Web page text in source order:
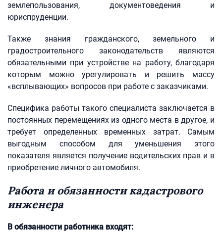
землепользования, документоведения и
юриспруденции.
Также знания гражданского, земельного и
градостроительного законодательств являются
обязательными при устройстве на работу, благодаря
которым можно урегулировать и решить массу
«всплывающих» вопросов при работе с заказчиками.
Специфика работы такого специалиста заключается в
постоянных перемещениях из одного места в другое, и
требует определенных временных затрат. Самым
выгодным способом для уменьшения этого
показателя является получение водительских прав и в
приобретение личного автомобиля.
Работа и обязанности кадастрового
инженера
В обязанности работника входят: